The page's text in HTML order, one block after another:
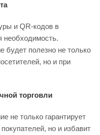
и QR-кодов в
необходимость.
будет полезно не только
но и при
торговли
не только гарантирует
но и избавит